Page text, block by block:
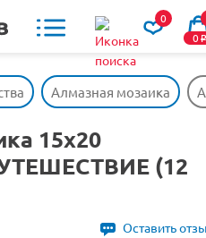
0
0o
Алмазная мозаика
15х20
(12
Оставить